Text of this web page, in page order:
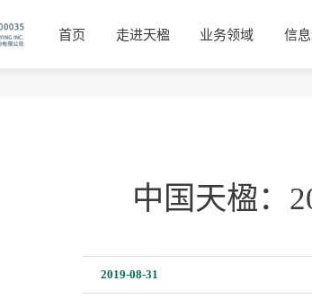
首页 走进天楹 业务领域 信
中国天楹：
2019-08-31